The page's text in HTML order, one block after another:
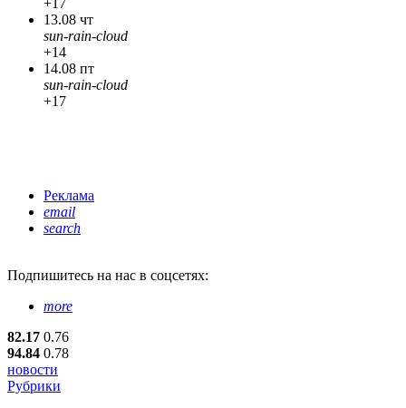
+17
13.08 чт
sun-rain-cloud
+14
14.08 пт
sun-rain-cloud
+17
Реклама
email
search
Подпишитесь на нас в соцсетях:
more
82.17 0.76
94.84 0.78
новости
Рубрики